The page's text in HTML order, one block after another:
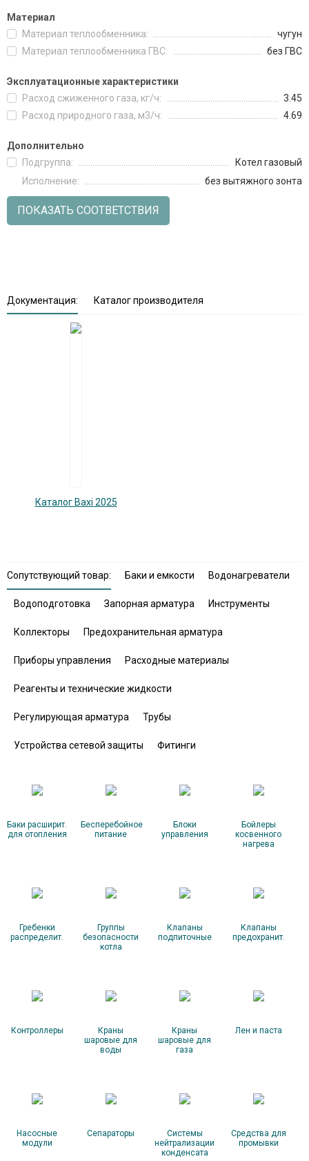
Материал
Материал теплообменника:
чугун
Материал теплообменника ГВС:
без ГВС
Эксплуатационные характеристики
Расход сжиженного газа, кг/ч:
3.45
Расход природного газа, м3/ч:
4.69
Дополнительно
Подгруппа:
Котел газовый
Исполнение:
без вытяжного зонта
ПОКАЗАТЬ СООТВЕТСТВИЯ
Документация: Каталог производителя
Каталог Baxi 2025
Сопутствующий товар: Баки и емкости Водонагреватели
Водоподготовка Запорная арматура Инструменты
Коллекторы Предохранительная арматура
Приборы управления Расходные материалы
Реагенты и технические жидкости
Регулирующая арматура Трубы
Устройства сетевой защиты Фитинги
Баки расширит.
для отопления
Бесперебойное
питание
Блоки
управления
Бойлеры
косвенного
нагрева
Гребенки
распределит.
Группы
безопасности
котла
Клапаны
подпиточные
Клапаны
предохранит.
Контроллеры
Краны
шаровые для
воды
Краны
шаровые для
газа
Лен и паста
Насосные
модули
Сепараторы
Системы
нейтрализации
конденсата
Средства для
промывки